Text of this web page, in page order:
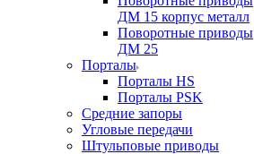
ДМ 15 корпус металл
Поворотные приводы
ДМ 25
Порталы
Порталы HS
Порталы PSK
Средние запоры
Угловые передачи
Штульповые приводы